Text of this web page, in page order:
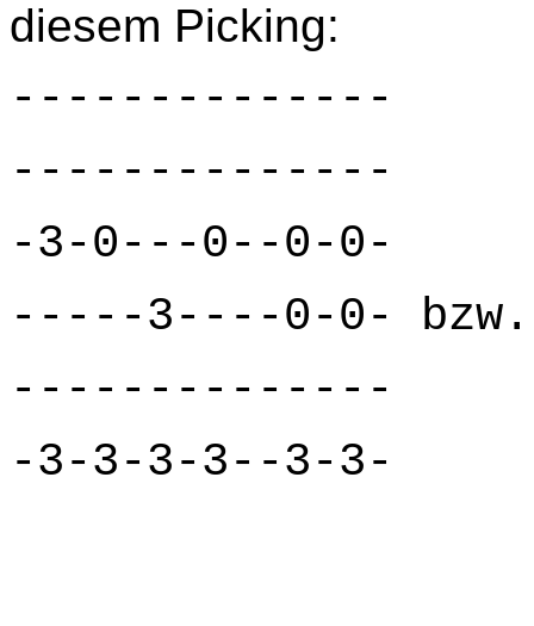
diesem Picking:
--------------
--------------
-3-0---0--0-0-
-----3----0-0-
-------------- -
-3-3-3-3--3-